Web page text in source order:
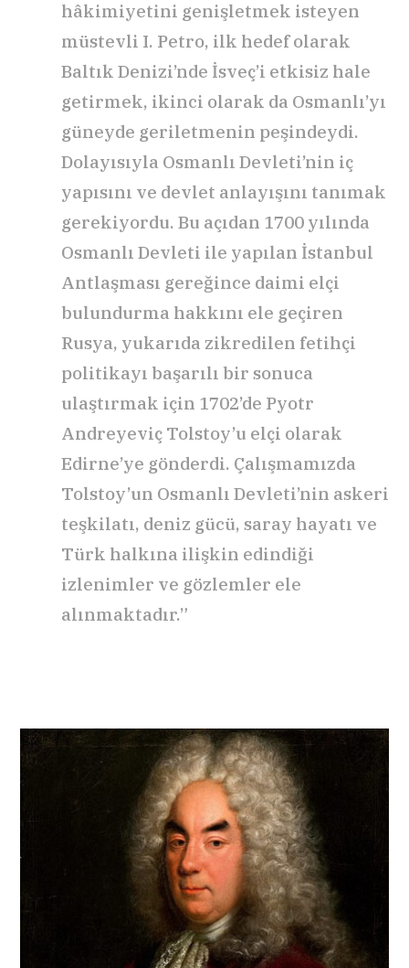
hâkimiyetini genişletmek isteyen
müstevli I. Petro, ilk hedef olarak
Baltık Denizi’nde İsveç’i etkisiz hale
getirmek, ikinci olarak da Osmanlı’yı
güneyde geriletmenin peşindeydi.
Dolayısıyla Osmanlı Devleti’nin iç
yapısını ve devlet anlayışını tanımak
gerekiyordu. Bu açıdan 1700 yılında
Osmanlı Devleti ile yapılan İstanbul
Antlaşması gereğince daimi elçi
bulundurma hakkını ele geçiren
Rusya, yukarıda zikredilen fetihçi
politikayı başarılı bir sonuca
ulaştırmak için 1702’de Pyotr
Andreyeviç Tolstoy’u elçi olarak
Edirne’ye gönderdi. Çalışmamızda
Tolstoy’un Osmanlı Devleti’nin askeri
teşkilatı, deniz gücü, saray hayatı ve
Türk halkına ilişkin edindiği
izlenimler ve gözlemler ele
alınmaktadır.”